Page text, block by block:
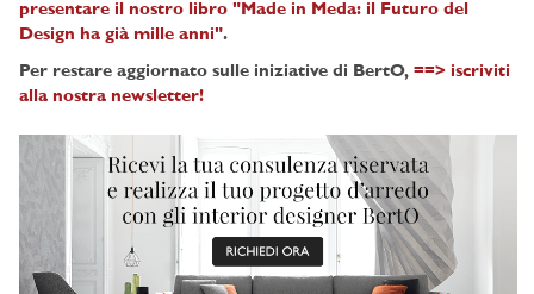
presentare il nostro libro "Made in Meda: il Futuro del
Design ha già mille anni".
Per restare aggiornato sulle iniziative di BertO, ==> iscriviti
alla nostra newsletter!